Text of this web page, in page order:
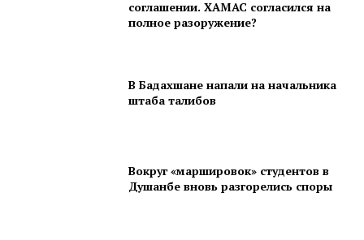
соглашении. ХАМАС согласился на
полное разоружение?
В Бадахшане напали на начальника
штаба талибов
Вокруг «маршировок» студентов в
Душанбе вновь разгорелись споры